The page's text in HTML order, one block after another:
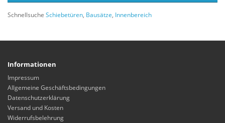
Schnellsuche Schiebetüren, Bausätze, Innenbereich
Informationen
Impressum
Allgemeine Geschäftsbedingungen
Datenschutzerklärung
Versand und Kosten
Widerrufsbelehrung